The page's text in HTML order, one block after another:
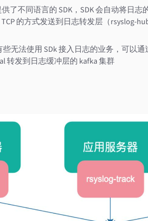
了不同语言的 SDK，SDK 会自动将日
的方式发送到日志转发层（rsyslog-hub
些无法使用 SDk 接入日志的业务，可以
转发到日志缓冲层的 kafka 集群